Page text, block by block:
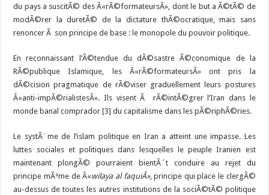
du pays a suscitÃ© des Â«rÃ©formateursÂ», dont le but a Ã©tÃ© de
modÃ©rer la duretÃ© de la dictature thÃ©ocratique, mais sans
renoncer Ã son principe de base : le monopole du pouvoir politique.
En reconnaissant l’Ã©tendue du dÃ©sastre Ã©conomique de la
RÃ©publique Islamique, les Â«rÃ©formateursÂ» ont pris la
dÃ©cision pragmatique de rÃ©viser graduellement leurs postures
Â«anti-impÃ©rialistesÂ». Ils visent Ã rÃ©intÃ©grer l’Iran dans le
monde banal comprador [3] du capitalisme dans les pÃ©riphÃ©ries.
Le systÃ¨me de l’islam politique en Iran a atteint une impasse. Les
luttes sociales et politiques dans lesquelles le peuple Iranien est
maintenant plongÃ© pourraient bientÃ´t conduire au rejet du
principe mÃªme de Â«wilaya al faquiÂ», principe qui place le clergÃ©
au-dessus de toutes les autres institutions de la sociÃ©tÃ© politique